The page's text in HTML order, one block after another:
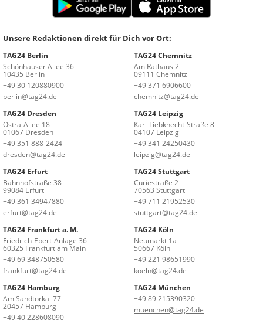
Unsere Redaktionen direkt für Dich vor Ort:
TAG24 Berlin
Schönhauser Allee 36
10435 Berlin
+49 30 120880900
berlin@tag24.de
TAG24 Chemnitz
Am Rathaus 2
09111 Chemnitz
+49 371 6906600
chemnitz@tag24.de
TAG24 Dresden
Ostra-Allee 18
01067 Dresden
+49 351 888-2424
dresden@tag24.de
TAG24 Leipzig
Karl-Liebknecht-Straße 8
04107 Leipzig
+49 341 24250430
leipzig@tag24.de
TAG24 Erfurt
Bahnhofstraße 38
99084 Erfurt
+49 361 34947880
erfurt@tag24.de
TAG24 Stuttgart
Curiestraße 2
70563 Stuttgart
+49 711 21952530
stuttgart@tag24.de
TAG24 Frankfurt a. M.
Friedrich-Ebert-Anlage 36
60325 Frankfurt am Main
+49 69 348750580
frankfurt@tag24.de
TAG24 Köln
Neumarkt 1a
50667 Köln
+49 221 98651990
koeln@tag24.de
TAG24 Hamburg
Am Sandtorkai 77
20457 Hamburg
+49 40 228608090
TAG24 München
+49 89 215390320
muenchen@tag24.de